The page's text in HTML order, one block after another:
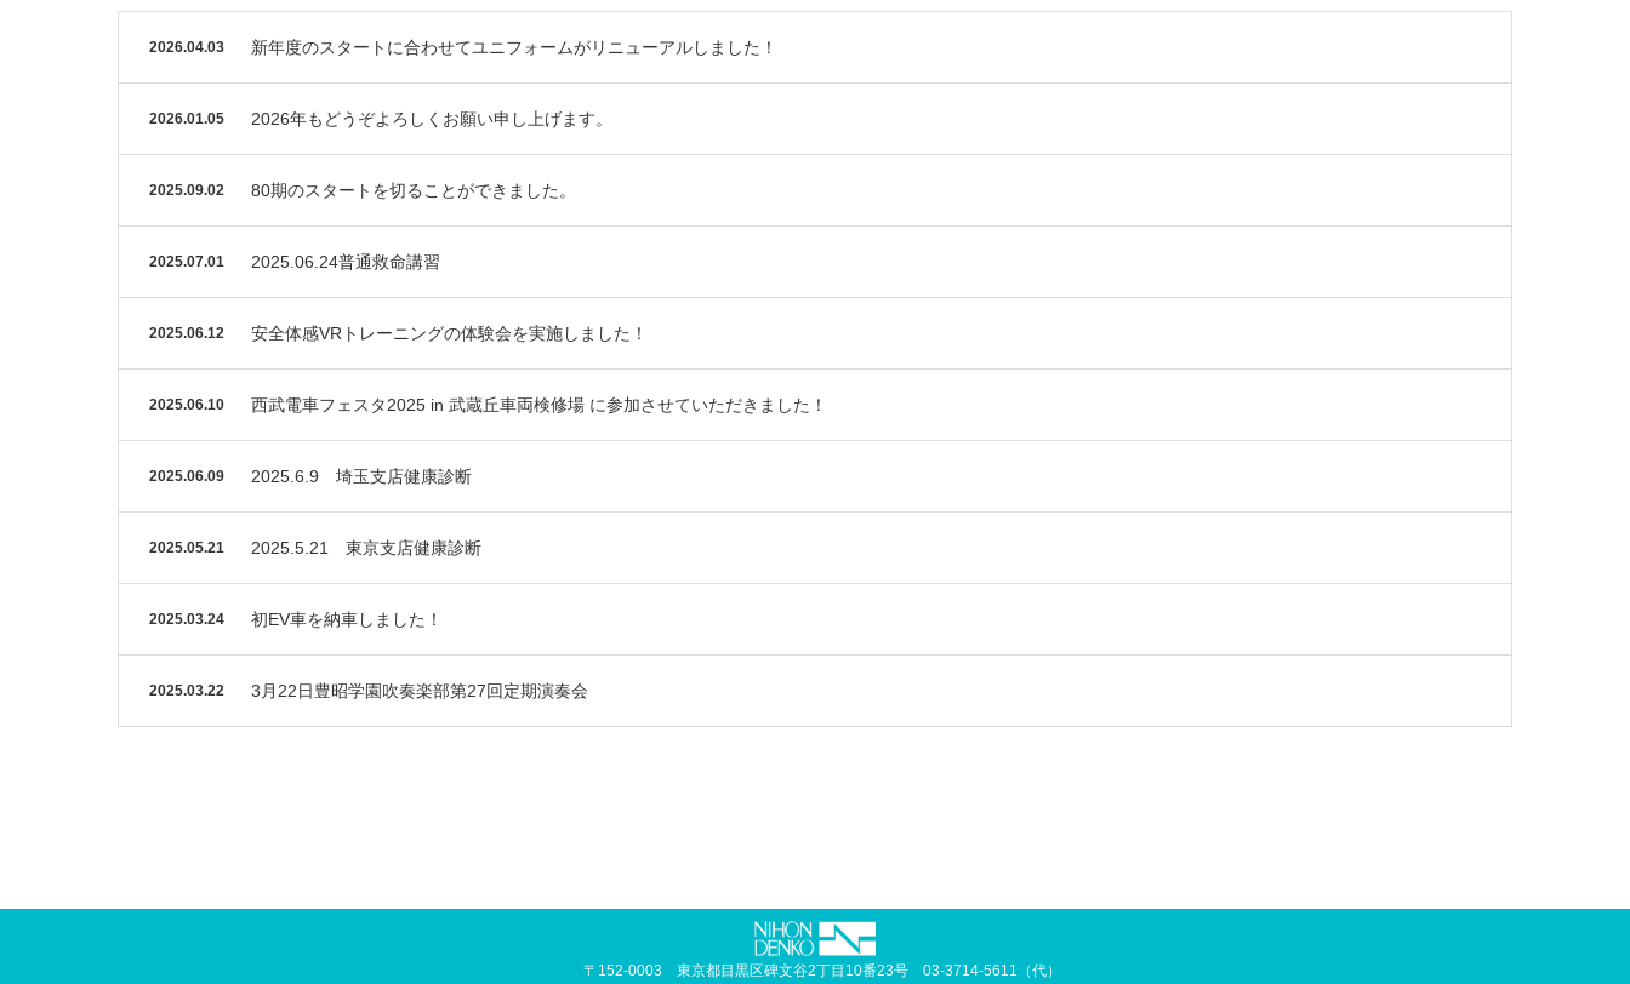
2026.04.03 新年度のスタートに合わせてユニフォームがリニューアルしました！
2026.01.05 2026年もどうぞよろしくお願い申し上げます。
2025.09.02 80期のスタートを切ることができました。
2025.07.01 2025.06.24普通救命講習
2025.06.12 安全体感VRトレーニングの体験会を実施しました！
2025.06.10 西武電車フェスタ2025 in 武蔵丘車両検修場 に参加させていただきました！
2025.06.09 2025.6.9 埼玉支店健康診断
2025.05.21 2025.5.21 東京支店健康診断
2025.03.24 初EV車を納車しました！
2025.03.22 3月22日豊昭学園吹奏楽部第27回定期演奏会
〒152-0003 東京都目黒区碑文谷2丁目10番23号 03-3714-5611（代）